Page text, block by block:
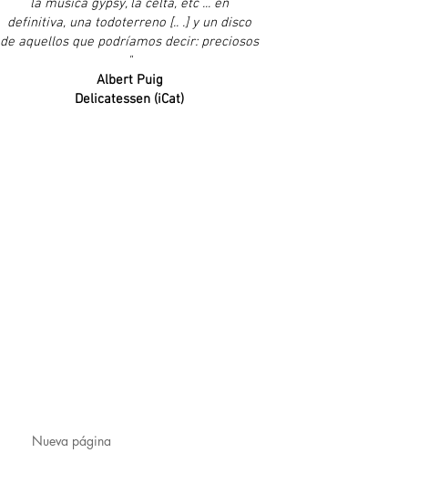
la música gypsy, la celta, etc ... en
definitiva, una todoterreno [.. .] y un disco
de aquellos que podríamos decir: preciosos
"
Albert Puig
Delicatessen (iCat)
Nueva página